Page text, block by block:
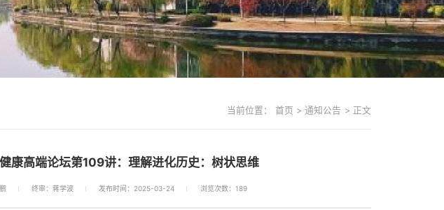
当前位置： 首页 > 通知公告 > 正文
康高端论坛第109讲：理解进化历史：树状思维
终审：蒋学波 发布时间：2025-03-24 浏览次数： 189